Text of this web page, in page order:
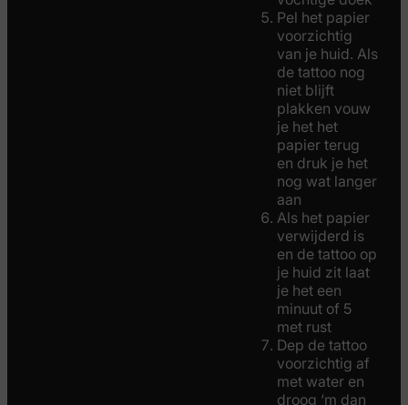
Pel het papier
voorzichtig
van je huid. Als
de tattoo nog
niet blijft
plakken vouw
je het het
papier terug
en druk je het
nog wat langer
aan
Als het papier
verwijderd is
en de tattoo op
je huid zit laat
je het een
minuut of 5
met rust
Dep de tattoo
voorzichtig af
met water en
droog ‘m dan